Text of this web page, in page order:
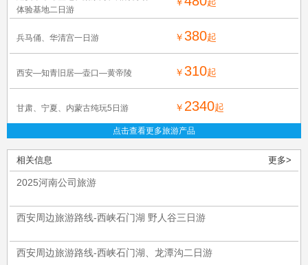
体验基地二日游
兵马俑、华清宫一日游 ￥380起
西安—知青旧居—壶口—黄帝陵 ￥310起
甘肃、宁夏、内蒙古纯玩5日游 ￥ 2340起
点击查看更多旅游产品
相关信息 更多>
2025河南公司旅游
西安周边旅游路线-西峡石门湖 野人谷三日游
西安周边旅游路线-西峡石门湖、龙潭沟二日游